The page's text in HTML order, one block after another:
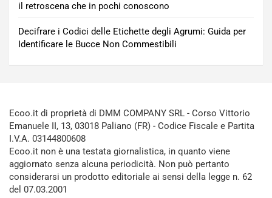
il retroscena che in pochi conoscono
Decifrare i Codici delle Etichette degli Agrumi: Guida per
Identificare le Bucce Non Commestibili
Ecoo.it di proprietà di DMM COMPANY SRL - Corso Vittorio
Emanuele II, 13, 03018 Paliano (FR) - Codice Fiscale e Partita
I.V.A. 03144800608
Ecoo.it non è una testata giornalistica, in quanto viene
aggiornato senza alcuna periodicità. Non può pertanto
considerarsi un prodotto editoriale ai sensi della legge n. 62
del 07.03.2001